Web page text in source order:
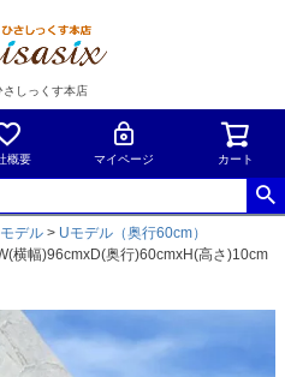
さしっくす本店
概要 マイページ カート
デル
Uモデル（奥行60cm）
横幅)96cmxD(奥行)60cmxH(高さ)10cm